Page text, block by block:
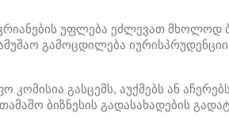
უფლება ეძლევათ
გამოცდილება
კომისია გასცემს, აუქმებს ან
ბიზნესის გადასახადების